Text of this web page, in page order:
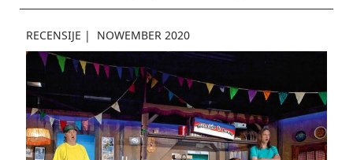
RECENSIJE | NOWEMBER 2020